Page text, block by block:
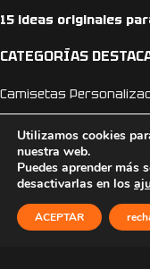
15 ideas originales
CATEGORÍAS
Camisetas
Regalos para el día del
Camisetas día del padre
Camisetas Anime
Utilizamos cookies
nuestra web.
Puedes aprender más
desactivarlas en los
ACEPTAR